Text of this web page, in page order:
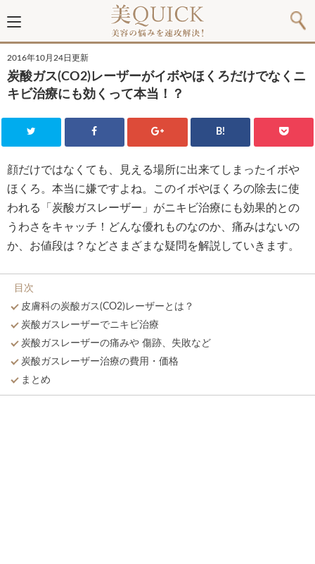
2016年10月24日更新
炭酸ガス(CO2)レーザーがイボやほくろだけでなくニ
キビ治療にも効くって本当！？
B!
顔だけではなくても、見える場所に出来てしまったイボや
ほくろ。本当に嫌ですよね。このイボやほくろの除去に使
われる「炭酸ガスレーザー」がニキビ治療にも効果的との
うわさをキャッチ！どんな優れものなのか、痛みはないの
か、お値段は？などさまざまな疑問を解説していきます。
目次
皮膚科の炭酸ガス(CO2)レーザーとは？
炭酸ガスレーザーでニキビ治療
炭酸ガスレーザーの痛みや 傷跡、失敗など
炭酸ガスレーザー治療の費用・価格
まとめ